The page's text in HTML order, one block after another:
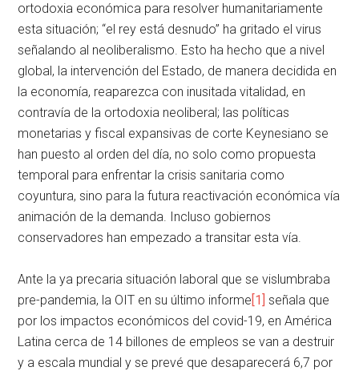
ortodoxia económica para resolver humanitariamente
esta situación; “el rey está desnudo” ha gritado el virus
señalando al neoliberalismo. Esto ha hecho que a nivel
global, la intervención del Estado, de manera decidida en
la economía, reaparezca con inusitada vitalidad, en
contravía de la ortodoxia neoliberal; las políticas
monetarias y fiscal expansivas de corte Keynesiano se
han puesto al orden del día, no solo como propuesta
temporal para enfrentar la crisis sanitaria como
coyuntura, sino para la futura reactivación económica vía
animación de la demanda. Incluso gobiernos
conservadores han empezado a transitar esta vía.
Ante la ya precaria situación laboral que se vislumbraba
pre-pandemia, la OIT en su último informe[1] señala que
por los impactos económicos del covid-19, en América
Latina cerca de 14 billones de empleos se van a destruir
y a escala mundial y se prevé que desaparecerá 6,7 por